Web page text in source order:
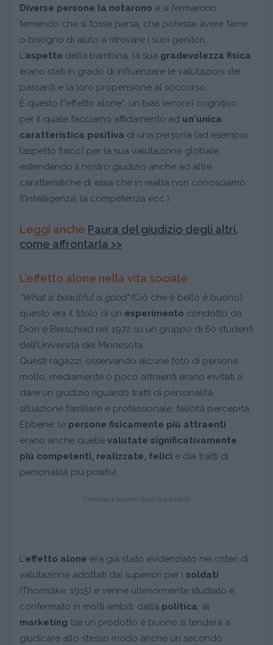
Diverse persone la notarono e si fermarono
temendo che si fosse persa, che potesse avere fame
o bisogno di aiuto a ritrovare i suoi genitori…
L’aspetto della bambina, la sua gradevolezza fisica
erano stati in grado di influenzare le valutazioni dei
passanti e la loro propensione al soccorso.
È questo l’"effetto alone": un bias (errore) cognitivo
per il quale facciamo affidamento ad un'unica
caratteristica positiva di una persona (ad esempio
l’aspetto fisico) per la sua valutazione globale,
estendendo il nostro giudizio anche ad altre
caratteristiche di essa che in realtà non conosciamo
(l’intelligenza, la competenza ecc.).
Leggi anche Paura del giudizio degli altri,
come affrontarla >>
L’effetto alone nella vita sociale
"What is beautiful is good"(Ciò che è bello è buono)
questo era il titolo di un esperimento condotto da
Dion e Berscheid nel 1972 su un gruppo di 60 studenti
dell’Università del Minnesota.
Questi ragazzi, osservando alcune foto di persone
molto, mediamente o poco attraenti erano invitati a
dare un giudizio riguardo tratti di personalità,
situazione familiare e professionale, felicità percepita.
Ebbene: le persone fisicamente più attraenti
erano anche quelle valutate significativamente
più competenti, realizzate, felici e dai tratti di
personalità più positivi.
L’effetto alone era già stato evidenziato nei criteri di
valutazione adottati dai superiori per i soldati
(Thorndike, 1915) e venne ulteriormente studiato e
confermato in molti ambiti: dalla politica, al
marketing (se un prodotto è buono si tenderà a
giudicare allo stesso modo anche un secondo